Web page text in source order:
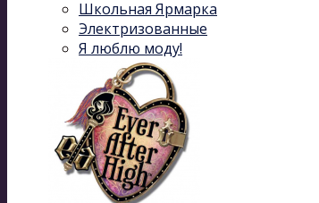
Школьная Ярмарка
Электризованные
Я люблю моду!